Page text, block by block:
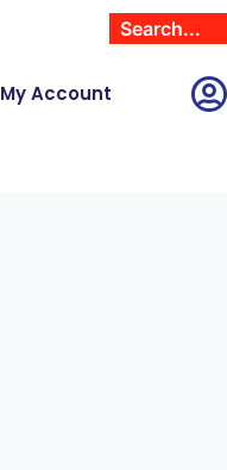
My Account